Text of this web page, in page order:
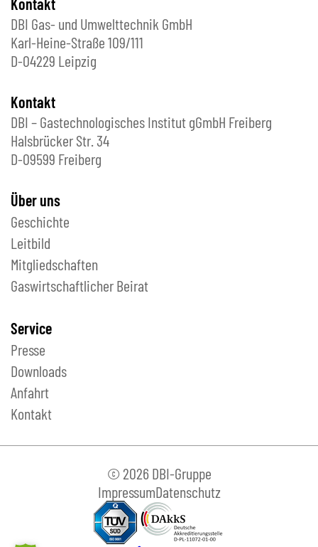
Kontakt
DBI Gas- und Umwelttechnik GmbH
Karl-Heine-Straße 109/111
D-04229 Leipzig
Kontakt
DBI – Gastechnologisches Institut gGmbH Freiberg
Halsbrücker Str. 34
D-09599 Freiberg
Über uns
Geschichte
Leitbild
Mitgliedschaften
Gaswirtschaftlicher Beirat
Service
Presse
Downloads
Anfahrt
Kontakt
© 2026 DBI-Gruppe
ImpressumDatenschutz